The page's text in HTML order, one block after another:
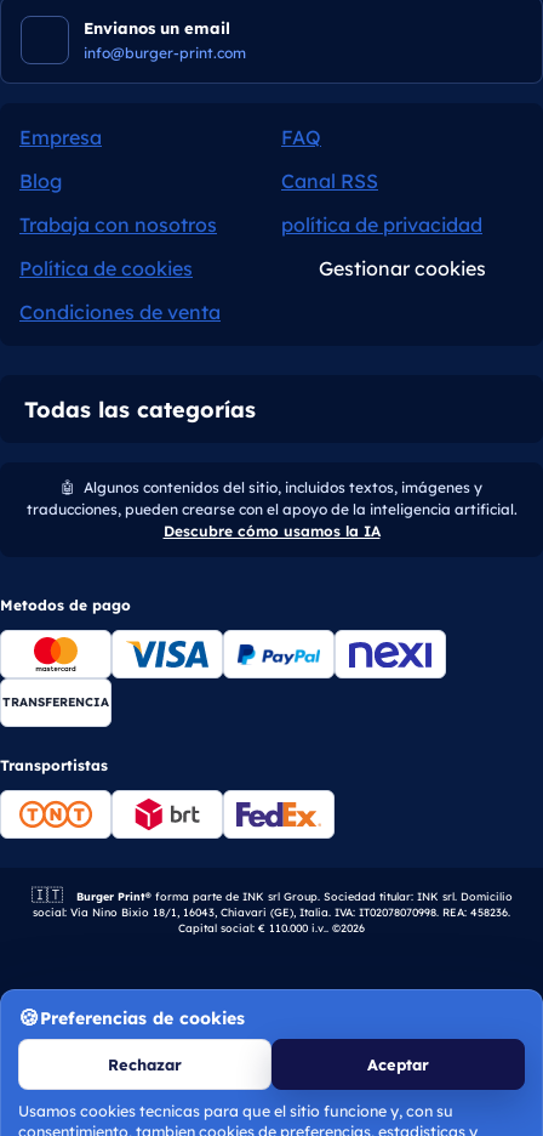
Envianos un email
info@burger-print.com
Empresa
FAQ
Blog
Canal RSS
Trabaja con nosotros
política de privacidad
Política de cookies
Gestionar cookies
Condiciones de venta
Todas las categorías
🤖 Algunos contenidos del sitio, incluidos textos, imágenes y
traducciones, pueden crearse con el apoyo de la inteligencia artificial.
Descubre cómo usamos la IA
Metodos de pago
TRANSFERENCIA
Transportistas
🇮🇹 Empresa italiana.
Burger Print®forma parte de INK srl Group. Sociedad titular: INK srl. Domicilio
social: Via Nino Bixio 18/1, 16043, Chiavari (GE), Italia. IVA: IT02078070998. REA: 458236.
Capital social: € 110.000 i.v.. ©2026
Preferencias de cookies
Rechazar Aceptar
Usamos cookies tecnicas para que el sitio funcione y, con su
consentimiento, tambien cookies de preferencias, estadisticas y